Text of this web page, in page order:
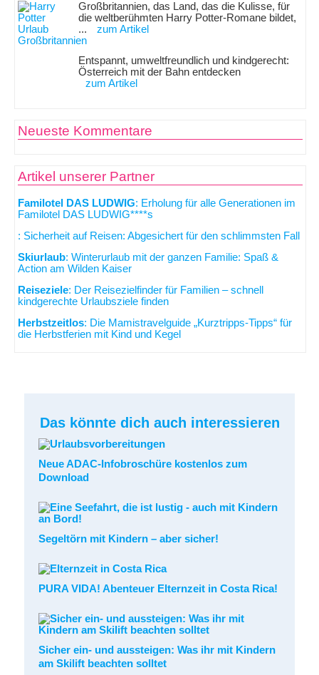
Großbritannien, das Land, das die Kulisse, für
die weltberühmten Harry Potter-Romane bildet,
...
zum Artikel
Entspannt, umweltfreundlich und kindgerecht:
Österreich mit der Bahn entdecken
zum Artikel
Neueste Kommentare
Artikel unserer Partner
Familotel DAS LUDWIG: Erholung für alle Generationen im
Familotel DAS LUDWIG****s
: Sicherheit auf Reisen: Abgesichert für den schlimmsten Fall
Skiurlaub: Winterurlaub mit der ganzen Familie: Spaß &
Action am Wilden Kaiser
Reiseziele: Der Reisezielfinder für Familien – schnell
kindgerechte Urlaubsziele finden
Herbstzeitlos: Die Mamistravelguide „Kurztripps-Tipps“ für
die Herbstferien mit Kind und Kegel
Das könnte dich auch interessieren
Neue ADAC-Infobroschüre kostenlos zum
Download
Segeltörn mit Kindern – aber sicher!
PURA VIDA! Abenteuer Elternzeit in Costa Rica!
Sicher ein- und aussteigen: Was ihr mit Kindern
am Skilift beachten solltet